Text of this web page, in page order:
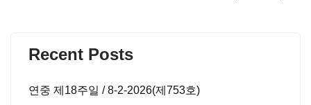
Recent Posts
연중 제18주일 / 8-2-2026(제753호)